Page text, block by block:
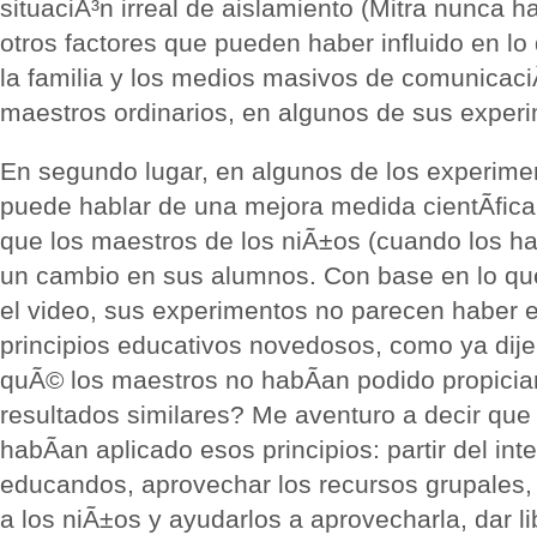
situaciÃ³n irreal de aislamiento (Mitra nunca
otros factores que pueden haber influido en lo
la familia y los medios masivos de
maestros ordinarios, en algunos de sus
En segundo lugar, en algunos de los
puede hablar de una mejora medida
que los maestros de los niÃ±os (cuando los
un cambio en sus alumnos. Con base en lo
el video, sus experimentos no parecen haber
principios educativos novedosos, como ya
quÃ© los maestros no habÃ­an podido
resultados similares? Me aventuro a decir que
habÃ­an aplicado esos principios: partir del
educandos, aprovechar los recursos
a los niÃ±os y ayudarlos a aprovecharla, dar